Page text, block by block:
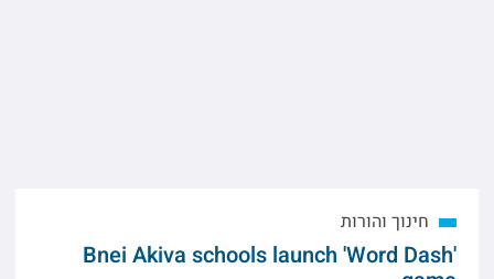
חינוך והורות
Bnei Akiva schools launch 'Word Dash'